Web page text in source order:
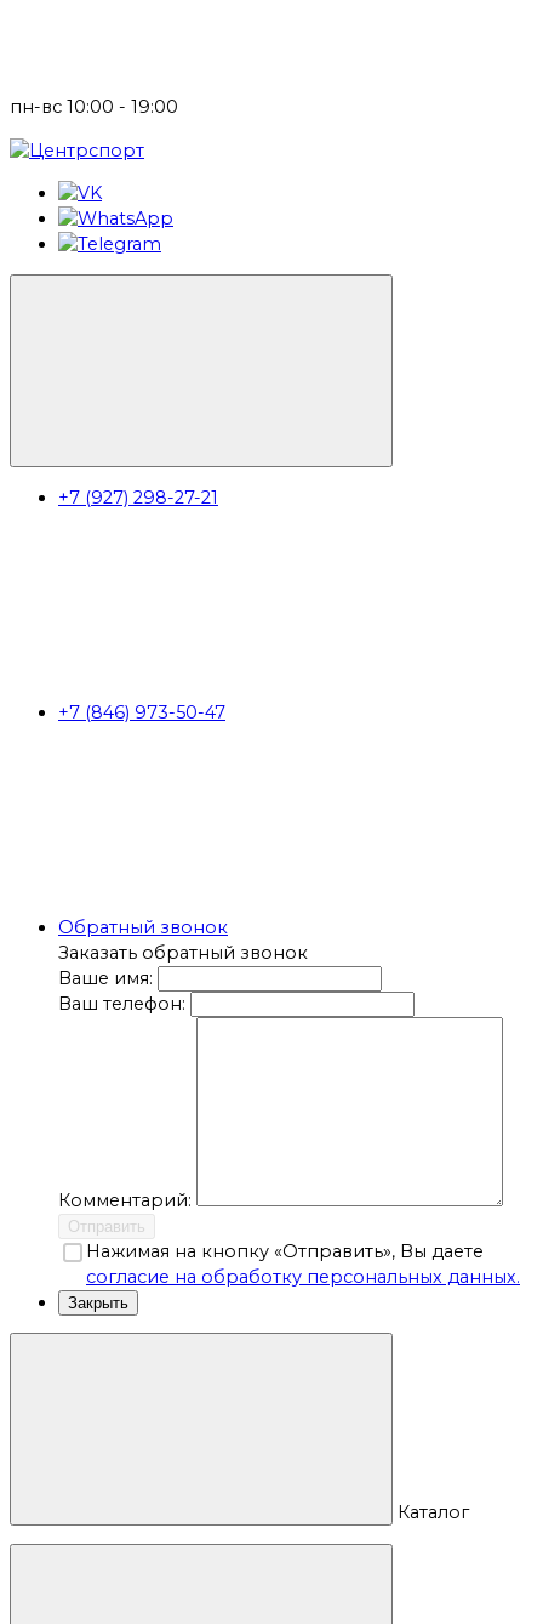
пн-вс 10:00 - 19:00
+7 (927) 298-27-21
+7 (846) 973-50-47
Обратный звонок
Заказать обратный звонок
Ваше имя:
Ваш телефон:
Комментарий:
Отправить
Нажимая на кнопку «Отправить», Вы даете
согласие на обработку персональных данных.
Закрыть
Каталог